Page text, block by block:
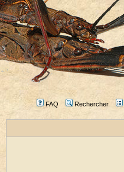
FAQ Rechercher